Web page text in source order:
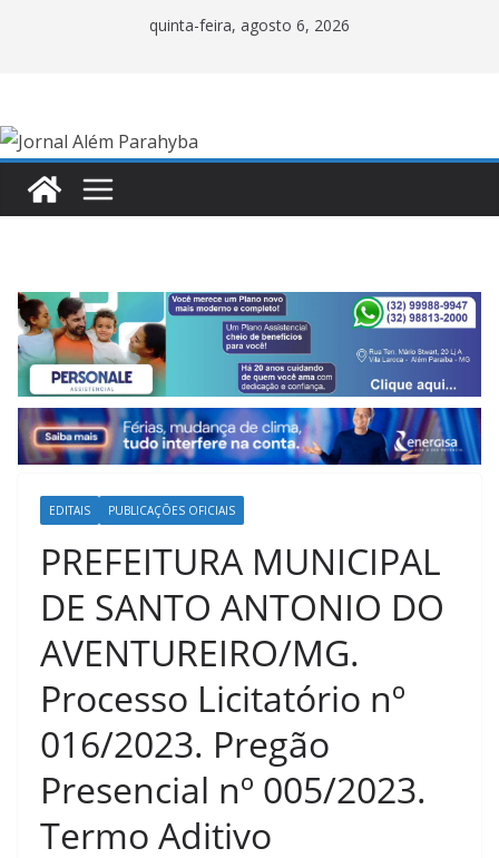
quinta-feira, agosto 6, 2026
EDITAIS PUBLICAÇÕES OFICIAIS
PREFEITURA MUNICIPAL
DE SANTO ANTONIO DO
AVENTUREIRO/MG.
Processo Licitatório nº
016/2023. Pregão
Presencial nº 005/2023.
Termo Aditivo